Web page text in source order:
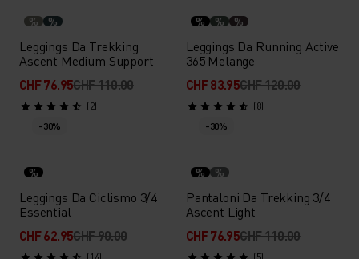
% %
Leggings Da Trekking
Ascent Medium Support
CHF 76.95CHF 110.00
(2)
% % %
Leggings Da Running Active
365 Melange
CHF 83.95CHF 120.00
(8)
-30%
%
Leggings Da Ciclismo 3/4
Essential
CHF 62.95CHF 90.00
-30%
% %
Pantaloni Da Trekking 3/4
Ascent Light
CHF 76.95CHF 110.00